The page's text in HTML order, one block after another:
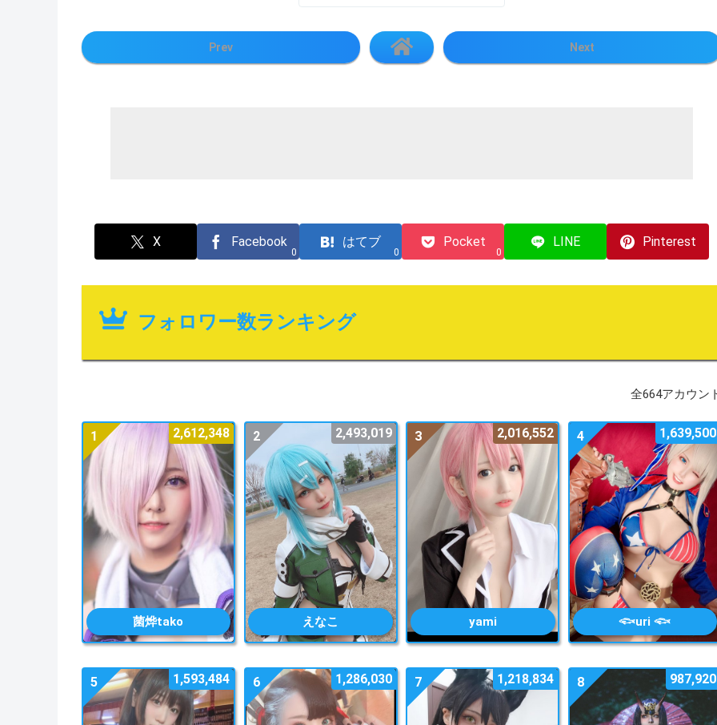
Prev Next
X Facebook
0
はてブ
0
Pocket
0
LINE Pinterest
フォロワー数ランキング
全664アカウン
菌烨tako
1 2,612,348
えなこ
2 2,493,019
yami
3 2,016,552
𓆟uri 𓆟
4 1,639,500
5 1,593,484 6 1,286,030 7 1,218,834 8 987,920